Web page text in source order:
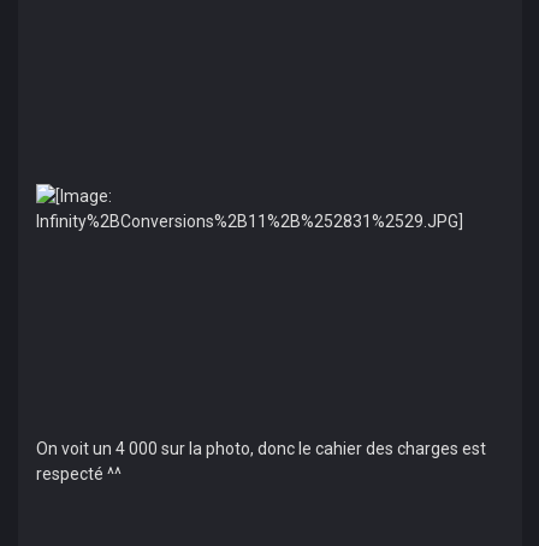
On voit un 4 000 sur la photo, donc le cahier des charges est
respecté ^^